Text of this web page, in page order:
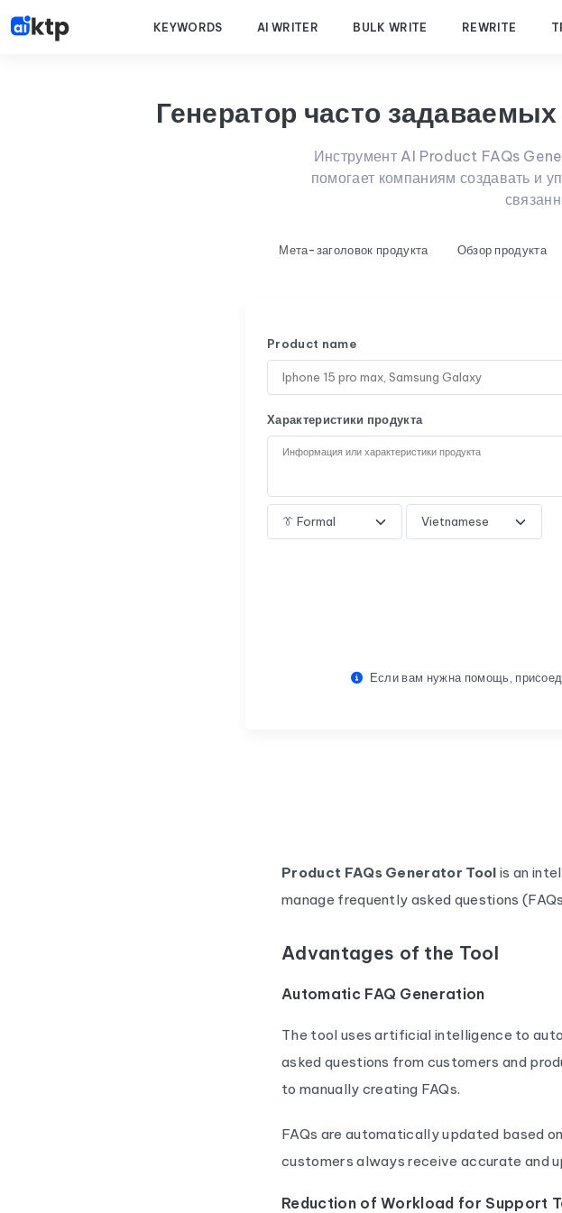
KEYWORDS AI WRITER BULK WRITE REWRITE
Генератор часто
Инструмент AI Product FAQs
помогает компаниям создавать и
Мета-заголовок продукта Обзор продукта
Product name
Характеристики продукта
Если вам нужна помощь,
Product FAQs Generator Tool is an
manage frequently asked questions
Advantages of the Tool
Automatic FAQ Generation
The tool uses artificial intelligence to
asked questions from customers and
to manually creating FAQs.
FAQs are automatically updated based
customers always receive accurate and
Reduction of Workload for Support